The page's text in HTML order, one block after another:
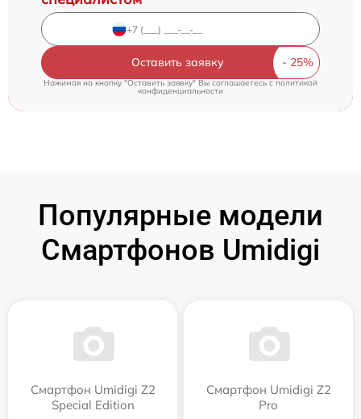
Оставить заявку
Нажимая на кнопку "Оставить заявку" Вы соглашаетесь c политикой
конфиденциальности
Популярные модели
Смартфонов Umidigi
Смартфон Umidigi Z2
Special Edition
Смартфон Umidigi Z2
Pro